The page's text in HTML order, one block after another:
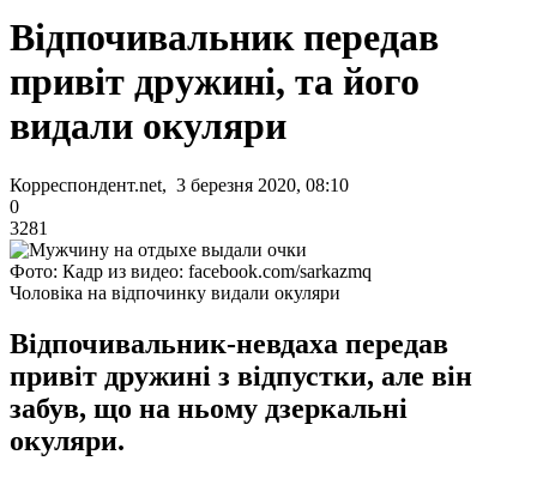
Відпочивальник передав
привіт дружині, та його
видали окуляри
Корреспондент.net, 3 березня 2020, 08:10
0
3281
Фото: Кадр из видео: facebook.com/sarkazmq
Чоловіка на відпочинку видали окуляри
Відпочивальник-невдаха передав
привіт дружині з відпустки, але він
забув, що на ньому дзеркальні
окуляри.